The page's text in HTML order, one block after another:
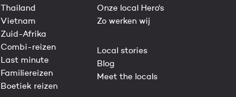
Thailand
Vietnam
Zuid-Afrika
Combi-reizen
Last minute
Familiereizen
Boetiek reizen
Onze local Hero's
Zo werken wij
Local stories
Blog
Meet the locals